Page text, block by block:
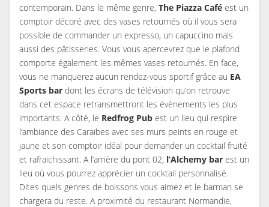
contemporain. Dans le même genre, The Piazza Café est un
comptoir décoré avec des vases retournés où il vous sera
possible de commander un expresso, un capuccino mais
aussi des pâtisseries. Vous vous apercevrez que le plafond
comporte également les mêmes vases retournés. En face,
vous ne manquerez aucun rendez-vous sportif grâce au EA
Sports bar dont les écrans de télévision qu’on retrouve
dans cet espace retransmettront les évènements les plus
importants. A côté, le Redfrog Pub est un lieu qui respire
l’ambiance des Caraïbes avec ses murs peints en rouge et
jaune et son comptoir idéal pour demander un cocktail fruité
et rafraichissant. A l’arrière du pont 02, l’Alchemy bar est un
lieu où vous pourrez apprécier un cocktail personnalisé.
Dites quels genres de boissons vous aimez et le barman se
chargera du reste. A proximité du restaurant Normandie,